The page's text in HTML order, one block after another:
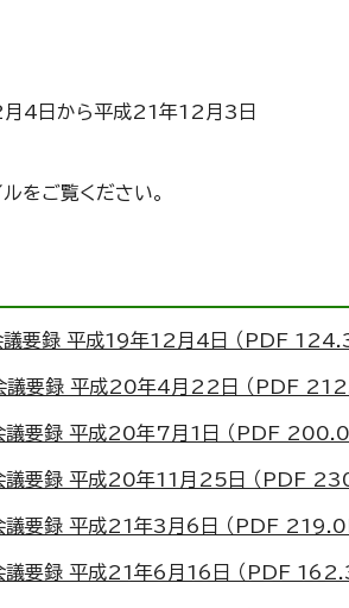
月4日から平成21年12月3日
をご覧ください。
要録 平成19年12月4日 （PDF
議要録 平成20年4月22日 （PDF
要録 平成20年7月1日 （PDF
議要録 平成20年11月25日 （PDF
要録 平成21年3月6日 （PDF
要録 平成21年6月16日 （PDF